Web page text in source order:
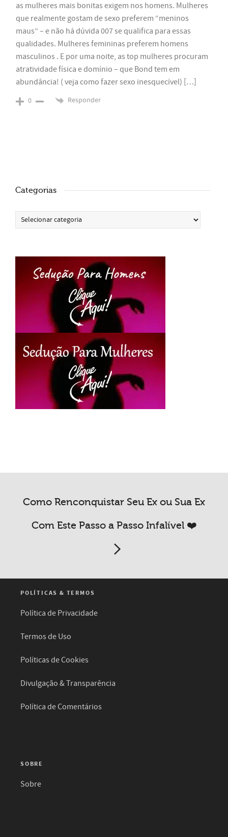
as mulheres mais bonitas exigem nos homens. Mulheres
que realmente gostam de sexo preferem “meninos
maus” – e não há dúvida 007 se qualifica para essas
qualidades. Mulheres femininas preferem homens
masculinos . E por uma noite, as top mulheres procuram
atratividade física e domínio – que Bond tem em
abundância! ( veja como fazer sexo inesquecível) […]
0 Responder
Categorias
Categorias
Como Renconquistar Seu Ex ou Sua Ex
Com Este Passo a Passo Infalível ❤️
POLÍTICAS & TERMOS
Política de Privacidade
Termos de Uso
Políticas de Cookies
Divulgação & Transparência
Política de Comentários
SOBRE
Sobre